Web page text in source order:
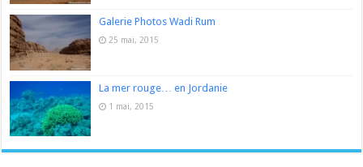
Galerie Photos Wadi Rum
25 mai, 2015
La mer rouge… en Jordanie
1 mai, 2015